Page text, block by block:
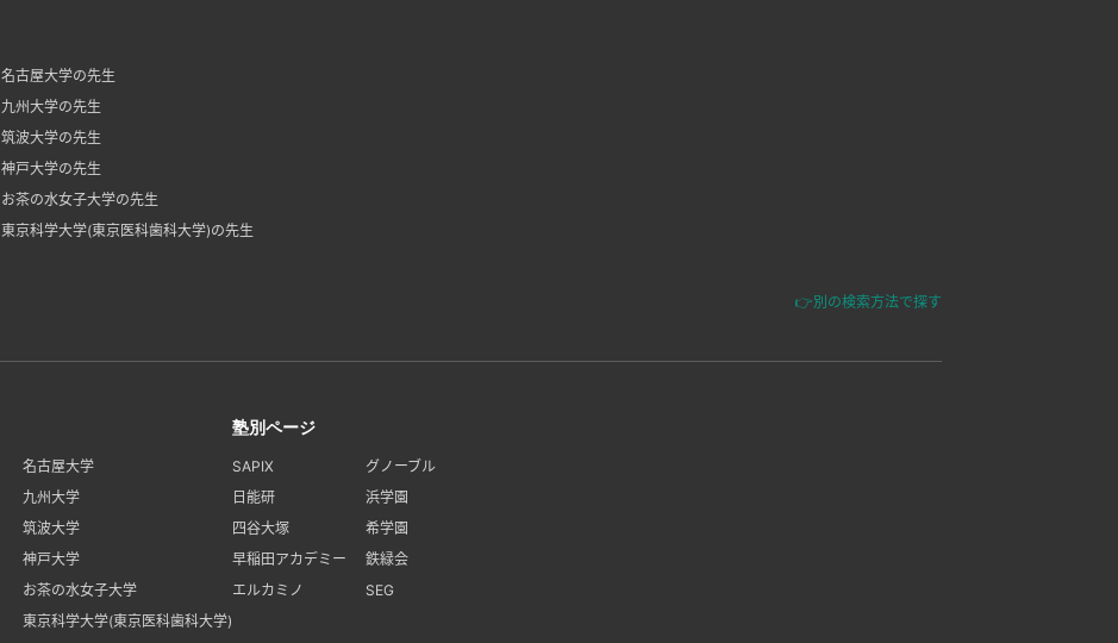
名古屋大学の先生
九州大学の先生
筑波大学の先生
神戸大学の先生
お茶の水女子大学の先生
東京科学大学(東京医科歯科大学)の先生
👉別の検索方法で探す
名古屋大学
九州大学
筑波大学
神戸大学
お茶の水女子大学
東京科学大学(東京医科歯科大学)
塾別ページ
SAPIX
グノーブル
日能研
浜学園
四谷大塚
希学園
早稲田アカデミー
鉄緑会
エルカミノ
SEG